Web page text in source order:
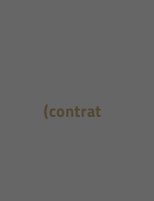
(contrat